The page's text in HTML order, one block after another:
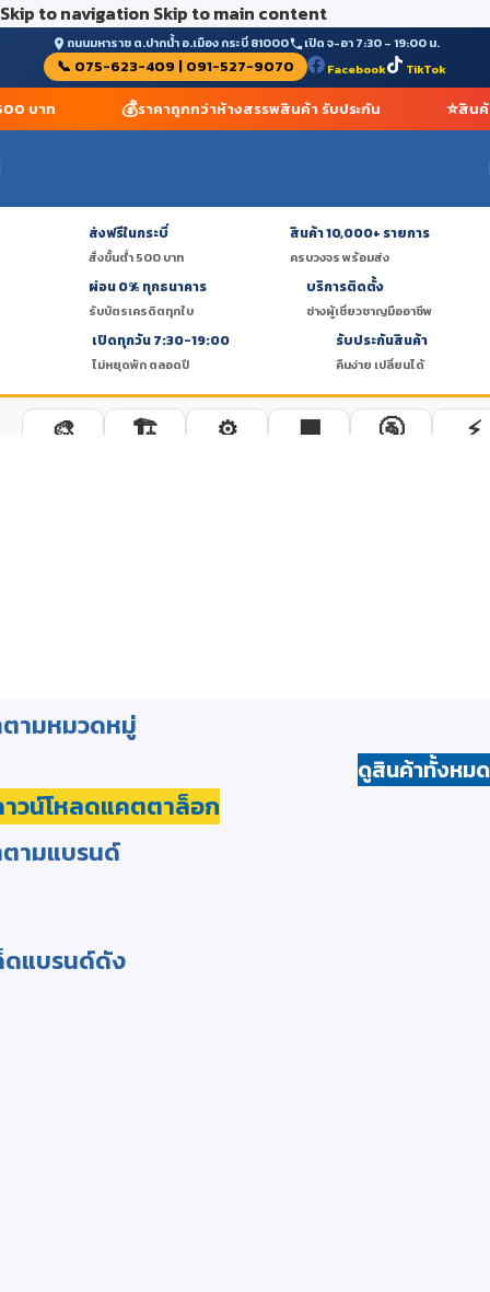
Skip to navigation Skip to main content
ถนนมหาราช ต.ปากน้ำ อ.เมือง กระบี่ 81000 เปิด จ-อา 7:30 – 19:00 น.
📞 075-623-409 | 091-527-9070 Facebook TikTok
บาท 💰ราคาถูกกว่าห้างสรรพสินค้า รับประกัน ⭐สินค้
🚚ส่งฟรีในกระบี่
สั่งขั้นต่ำ 500 บาท
สินค้า 10,000+ รายการ
ครบวงจร พร้อมส่ง
ผ่อน 0% ทุกธนาคาร
รับบัตรเครดิตทุกใบ
บริการติดตั้ง
ช่างผู้เชี่ยวชาญมืออาชีพ
เปิดทุกวัน 7:30-19:00
ไม่หยุดพัก ตลอดปี
รับประกันสินค้า
คืนง่าย เปลี่ยนได้
🎨 🏗️ ⚙️ 🟫 🚰 ⚡
ามหมวดหมู่
ดูสินค้าทั้งหมด
วน์โหลดแคตตาล็อก
ามแบรนด์
ดแบรนด์ดัง